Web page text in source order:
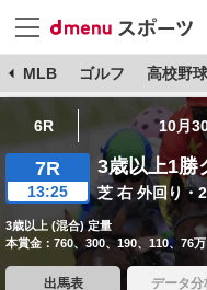
MLB ゴルフ 高校野球
6R 10月
7R
13:25
3歳以上1勝
芝 右 外回り・
3歳以上 (混合) 定量
本賞金：760、300、190、110、76万
出馬表 データ分